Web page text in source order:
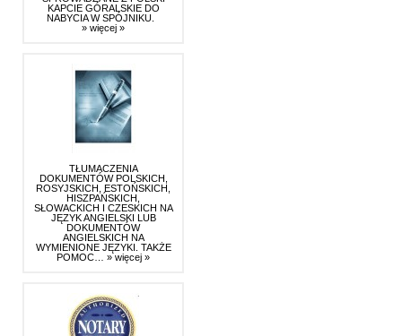
KAPCIE GÓRALSKIE DO
NABYCIA W SPÓJNIKU.
» więcej »
TŁUMACZENIA
DOKUMENTÓW POLSKICH,
ROSYJSKICH, ESTOŃSKICH,
HISZPAŃSKICH,
SŁOWACKICH I CZESKICH NA
JĘZYK ANGIELSKI LUB
DOKUMENTÓW
ANGIELSKICH NA
WYMIENIONE JĘZYKI. TAKŻE
POMOC… » więcej »